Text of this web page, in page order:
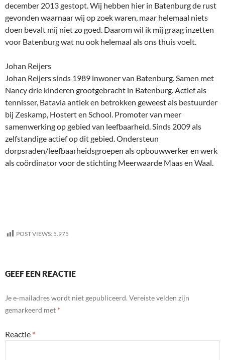
december 2013 gestopt. Wij hebben hier in Batenburg de rust
gevonden waarnaar wij op zoek waren, maar helemaal niets
doen bevalt mij niet zo goed. Daarom wil ik mij graag inzetten
voor Batenburg wat nu ook helemaal als ons thuis voelt.
Johan Reijers
Johan Reijers sinds 1989 inwoner van Batenburg. Samen met
Nancy drie kinderen grootgebracht in Batenburg. Actief als
tennisser, Batavia antiek en betrokken geweest als bestuurder
bij Zeskamp, Hostert en School. Promoter van meer
samenwerking op gebied van leefbaarheid. Sinds 2009 als
zelfstandige actief op dit gebied. Ondersteun
dorpsraden/leefbaarheidsgroepen als opbouwwerker en werk
als coördinator voor de stichting Meerwaarde Maas en Waal.
POST VIEWS: 5.975
GEEF EEN REACTIE
Je e-mailadres wordt niet gepubliceerd. Vereiste velden zijn
gemarkeerd met *
Reactie *